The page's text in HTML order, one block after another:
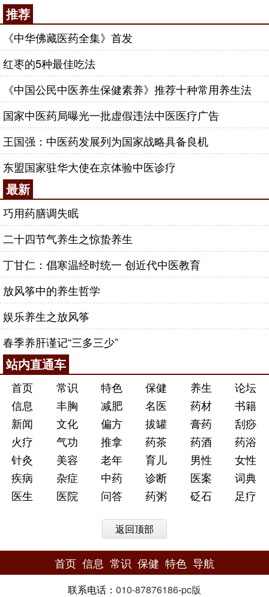
推荐
《中华佛藏医药全集》首发
红枣的5种最佳吃法
《中国公民中医养生保健素养》推荐十种常用养生法
国家中医药局曝光一批虚假违法中医医疗广告
王国强：中医药发展列为国家战略具备良机
东盟国家驻华大使在京体验中医诊疗
最新
巧用药膳调失眠
二十四节气养生之惊蛰养生
丁甘仁：倡寒温经时统一 创近代中医教育
放风筝中的养生哲学
娱乐养生之放风筝
春季养肝谨记“三多三少”
站内直通车
首页 常识 特色 保健 养生
论坛
信息
丰胸 减肥 名医 药材
书籍
新闻
文化 偏方 拔罐 膏药
刮痧
火疗
气功 推拿 药茶 药酒
药浴
针灸
美容 老年 育儿 男性
女性
疾病
杂症 中药 诊断 医案
词典
医生
医院 问答 药粥 砭石 足疗
返回顶部
首页 信息 常识 保健 特色 导航
联系电话： 010-87876186-pc版